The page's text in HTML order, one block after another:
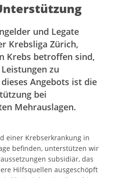
und Legate
Krebsliga Zürich,
Krebs betroffen sind,
zu
Angebots ist die
bei
Mehrauslagen.
einer Krebserkrankung in
befinden, unterstützen wir
subsidiär, das
Hilfsquellen ausgeschöpft